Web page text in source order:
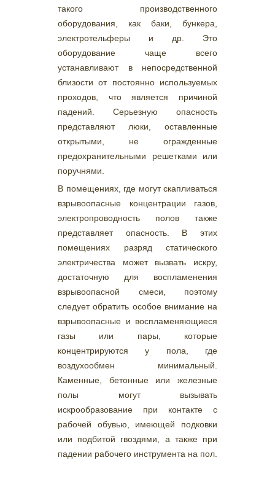
такого производственного
оборудования, как баки, бункера,
электротельферы и др. Это
оборудование чаще всего
устанавливают в непосредственной
близости от постоянно используемых
проходов, что является причиной
падений. Серьезную опасность
представляют люки, оставленные
открытыми, не огражденные
предохранительными решетками или
поручнями.
В помещениях, где могут скапливаться
взрывоопасные концентрации газов,
электропроводность полов также
представляет опасность. В этих
помещениях разряд статического
электричества может вызвать искру,
достаточную для воспламенения
взрывоопасной смеси, поэтому
следует обратить особое внимание на
взрывоопасные и воспламеняющиеся
газы или пары, которые
концентрируются у пола, где
воздухообмен минимальный.
Каменные, бетонные или железные
полы могут вызывать
искрообразование при контакте с
рабочей обувью, имеющей подковки
или подбитой гвоздями, а также при
падении рабочего инструмента на пол.